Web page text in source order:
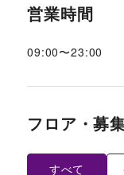
営業時間
09:00〜23:00
フロア・募
すべて